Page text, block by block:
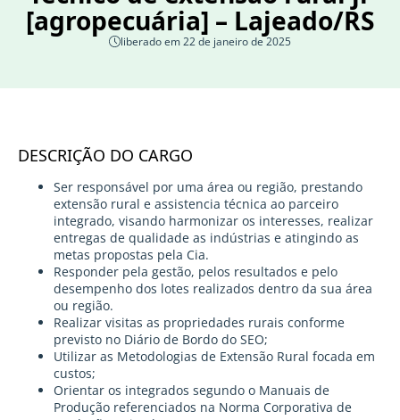
[agropecuária] – Lajeado/RS
liberado em 22 de janeiro de 2025
DESCRIÇÃO DO CARGO
Ser responsável por uma área ou região, prestando
extensão rural e assistencia técnica ao parceiro
integrado, visando harmonizar os interesses, realizar
entregas de qualidade as indústrias e atingindo as
metas propostas pela Cia.
Responder pela gestão, pelos resultados e pelo
desempenho dos lotes realizados dentro da sua área
ou região.
Realizar visitas as propriedades rurais conforme
previsto no Diário de Bordo do SEO;
Utilizar as Metodologias de Extensão Rural focada em
custos;
Orientar os integrados segundo o Manuais de
Produção referenciados na Norma Corporativa de